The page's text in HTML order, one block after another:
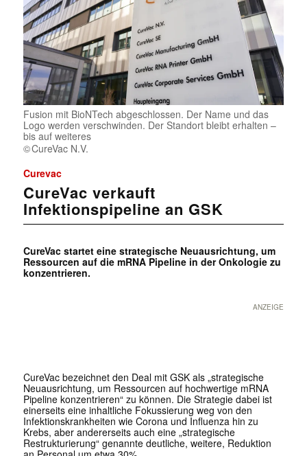
Fusion mit BioNTech abgeschlossen. Der Name und das
Logo werden verschwinden. Der Standort bleibt erhalten –
bis auf weiteres
CureVac N.V.
Curevac
CureVac verkauft
Infektionspipeline an GSK
CureVac startet eine strategische Neuausrichtung, um
Ressourcen auf die mRNA Pipeline in der Onkologie zu
konzentrieren.
ANZEIGE
CureVac bezeichnet den Deal mit GSK als „strategische
Neuausrichtung, um Ressourcen auf hochwertige mRNA
Pipeline konzentrieren“ zu können. Die Strategie dabei ist
einerseits eine inhaltliche Fokussierung weg von den
Infektionskrankheiten wie Corona und Influenza hin zu
Krebs, aber andererseits auch eine „strategische
Restrukturierung“ genannte deutliche, weitere, Reduktion